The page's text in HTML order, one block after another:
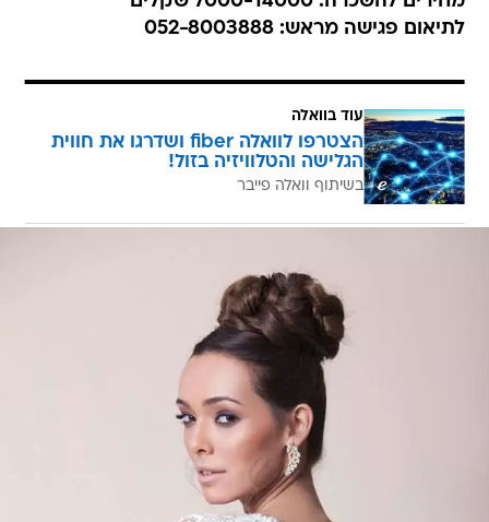
לתיאום פגישה מראש: 052-8003888
עוד בוואלה
הצטרפו לוואלה fiber ושדרגו את חווית
הגלישה והטלוויזיה בזול!
בשיתוף וואלה פייבר